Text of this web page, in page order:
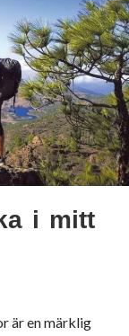
i mitt
är en märklig